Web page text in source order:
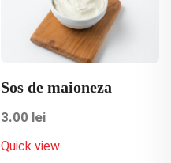
Sos de maioneza
3.00 lei
Quick view